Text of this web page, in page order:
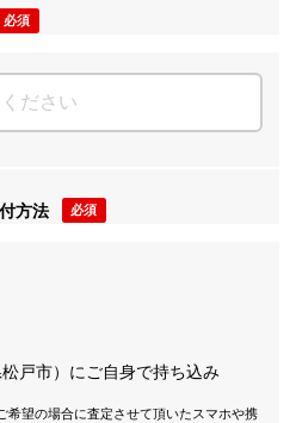
必須
方法 必須
戸市）にご自身で持ち込み
望の場合に査定させて頂いたスマホや携